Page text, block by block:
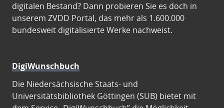
digitalen Bestand? Dann probieren Sie es doch in
unserem ZVDD Portal, das mehr als 1.600.000
bundesweit digitalisierte Werke nachweist.
DigiWunschbuch
Die Niedersächsische Staats- und
Universitätsbibliothek Göttingen (SUB) bietet mit